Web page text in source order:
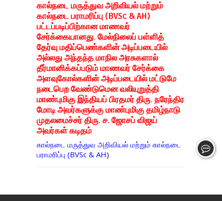
கால்நடை மருத்துவ அறிவியல் மற்றும்
கால்நடை பராமரிப்பு (BVSc & AH)
பட்டப்படிப்பிற்கான மாணவர்
சேர்க்கையானது. மேல்நிலைப் பள்ளித்
தேர்வு மதிப்பெண்களின் அடிப்படையில்
அல்லது அந்தந்த மாநில அரசுகளால்
தீர்மானிக்கப்படும் மாணவர் சேர்க்கை
அளவுகோல்களின் அடிப்படையில் மட்டுமே
நடைபெற வேண்டுமென வலியுறுத்தி
மாண்புமிகு இந்தியப் பிரதமர் திரு. நரேந்திர
மோடி அவர்களுக்கு மாண்புமிகு தமிழ்நாடு
முதலமைச்சர் திரு. ச. ஜோசப் விஜய்
அவர்கள் கடிதம்
கால்நடை மருத்துவ அறிவியல் மற்றும் கால்நடை
பராமரிப்பு (BVSc & AH)